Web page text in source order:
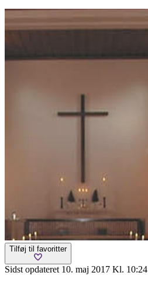
Tilføj til favoritter
Sidst opdateret 10. maj 2017 Kl. 10:24